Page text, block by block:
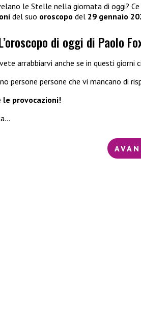
le Stelle nella giornata di oggi?
del suo oroscopo del 29 gennaio
di oggi di Paolo
arrabbiarvi anche se in questi giorni
persone persone che vi mancano di
le provocazioni!